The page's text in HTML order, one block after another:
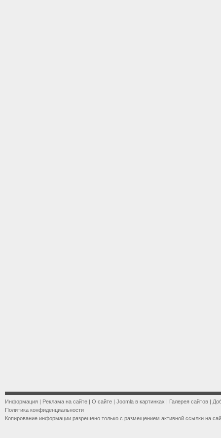
Информация | Реклама на сайте | О сайте | Joomla в картинках | Галерея сайтов |
Политика конфиденциальности
Копирование информации разрешено только с размещением активной ссылки на